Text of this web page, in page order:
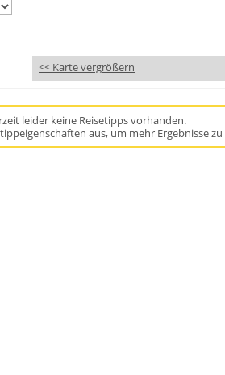
<< Karte vergrößern
leider keine Reisetipps vorhanden.
aus, um mehr Ergebnisse